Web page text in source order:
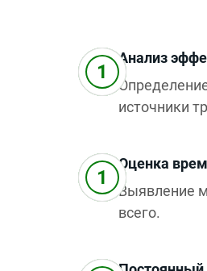
Анализ
источники
Оценка
Выявление
всего.